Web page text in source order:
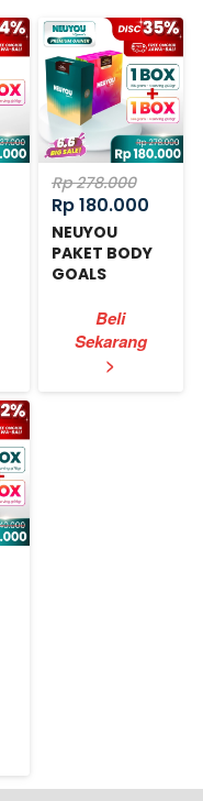
Rp 278.000
Rp 180.000
NEUYOU
PAKET BODY
GOALS
`
Beli
Sekarang
>